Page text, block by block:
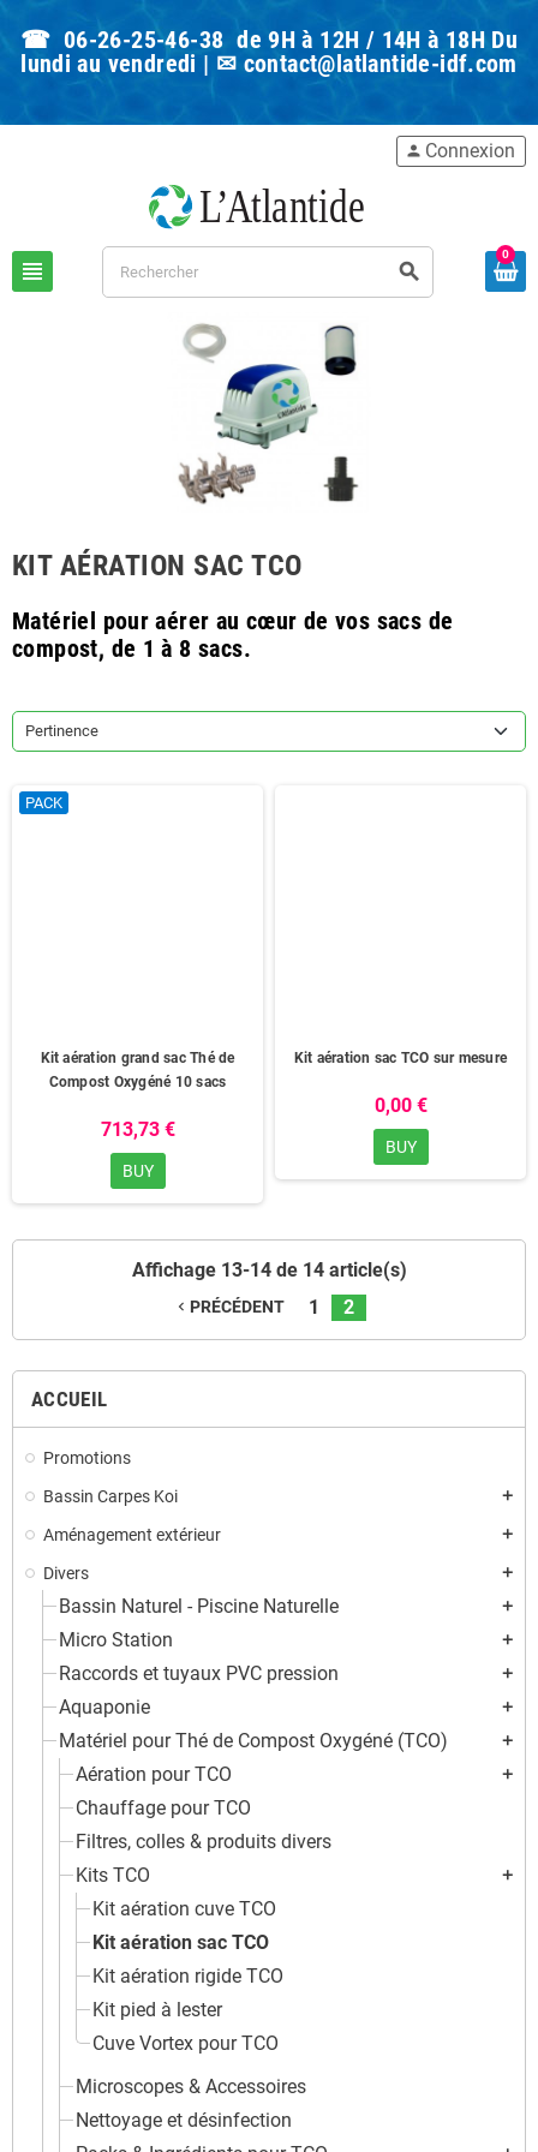
☎ 06-26-25-46-38 de 9H à 12H / 14H à 18H Du
lundi au vendredi | ✉ contact@latlantide-idf.com
view_headline search
person Connexion
0
ACCUEIL
Promotions
Bassin Carpes Koi
add
Aménagement extérieur add
Divers add
Bassin Naturel - Piscine Naturelle add
Micro Station add
Raccords et tuyaux PVC pression add
Aquaponie add
Matériel pour Thé de Compost Oxygéné (TCO) add
Aération pour TCO add
Chauffage pour TCO
Filtres, colles & produits divers
Kits TCO
add
Kit aération cuve TCO
Kit aération sac TCO
Kit aération rigide TCO
Kit pied à lester
Cuve Vortex pour TCO
Microscopes & Accessoires
Nettoyage et désinfection
KIT AÉRATION SAC TCO
Matériel pour aérer au cœur de vos sacs de
compost, de 1 à 8 sacs.
Pertinence
PACK
Kit aération grand sac Thé de
Compost Oxygéné 10 sacs
713,73 €
BUY
Kit aération sac TCO sur mesure
0,00 €
BUY
Affichage 13-14 de 14 article(s)
navigate_before PRÉCÉDENT 1 2